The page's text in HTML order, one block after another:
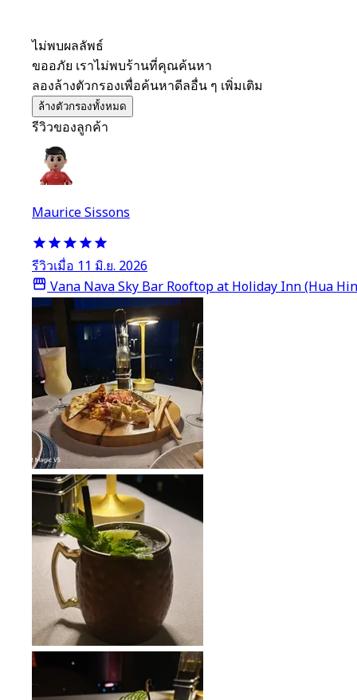
ไม่พบผลลัพธ์
ขออภัย เราไม่พบร้านที่คุณค้นหา
ลองล้างตัวกรองเพื่อค้นหาดีลอื่น ๆ เพิ่มเติม
ล้างตัวกรองทั้งหมด
รีวิวของลูกค้า
Maurice Sissons
รีวิวเมื่อ 11 มิ.ย. 2026
Vana Nava Sky Bar Rooftop at Holiday Inn (Hua